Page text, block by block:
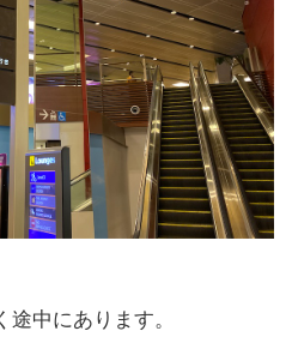
中にあります。